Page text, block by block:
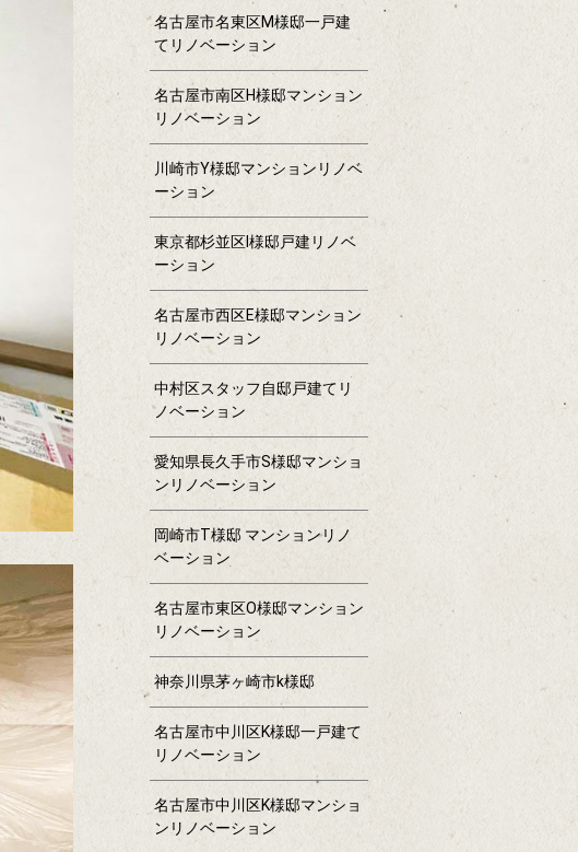
名古屋市名東区M様邸一戸建
てリノベーション
名古屋市南区H様邸マンション
リノベーション
川崎市Y様邸マンションリノベ
ーション
東京都杉並区I様邸戸建リノベ
ーション
名古屋市西区E様邸マンション
リノベーション
中村区スタッフ自邸戸建てリ
ノベーション
愛知県長久手市S様邸マンショ
ンリノベーション
岡崎市T様邸 マンションリノ
ベーション
名古屋市東区O様邸マンション
リノベーション
神奈川県茅ヶ崎市k様邸
名古屋市中川区K様邸一戸建て
リノベーション
名古屋市中川区K様邸マンショ
ンリノベーション